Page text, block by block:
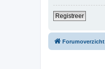
Registreer
Forumoverzicht